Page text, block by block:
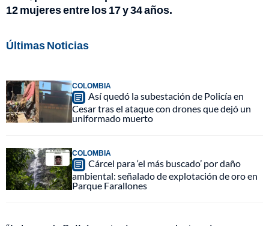
12 mujeres entre los 17 y 34 años.
Últimas Noticias
COLOMBIA
Así quedó la subestación de Policía en
Cesar tras el ataque con drones que dejó un
uniformado muerto
COLOMBIA
Cárcel para ‘el más buscado’ por daño
ambiental: señalado de explotación de oro en
Parque Farallones